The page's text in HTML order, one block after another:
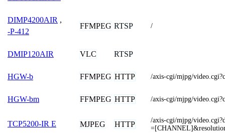
DIMP4200AIR ,
-P-412
FFMPEG RTSP /
DMIP120AIR VLC RTSP
HGW-b FFMPEG HTTP /axis-cgi/mjpg/
HGW-bm FFMPEG HTTP /axis-cgi/mjpg/
TCP5200-IR E MJPEG HTTP
/axis-cgi/mjpg/